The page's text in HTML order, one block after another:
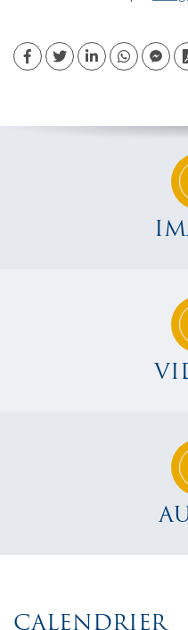
FacebookTwitterLinkedinwhatsapp
CALENDRIER